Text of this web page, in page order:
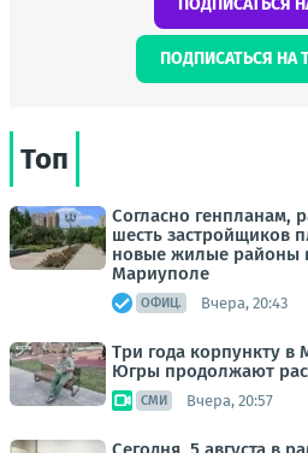
ПОДПИСАТЬСЯ
ПОДПИСАТЬСЯ НА
Топ
Согласно генпланам,
шесть застройщиков
новые жилые районы
Мариуполе
ОФИЦ. Вчера, 20:43
Три года корпункту в
Югры продолжают
СМИ Вчера, 20:57